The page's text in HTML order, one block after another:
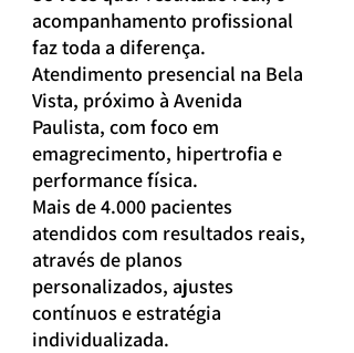
acompanhamento profissional
faz toda a diferença.
Atendimento presencial na Bela
Vista, próximo à Avenida
Paulista, com foco em
emagrecimento, hipertrofia e
performance física.
Mais de 4.000 pacientes
atendidos com resultados reais,
através de planos
personalizados, ajustes
contínuos e estratégia
individualizada.